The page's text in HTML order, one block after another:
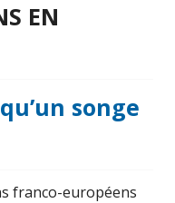
EN
songe
franco-européens